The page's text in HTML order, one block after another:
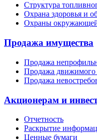
Структура
Охрана здоровья и
Охраны окружающей
Продажа имущества
Продажа
Продажа движимого
Продажа
Акционерам и
Отчетность
Раскрытие
Ценные бумаги